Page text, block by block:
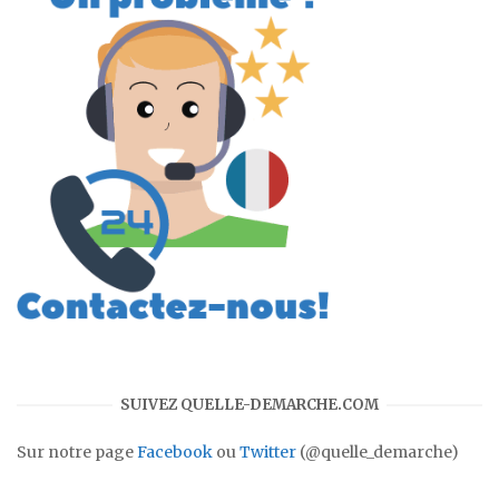
SUIVEZ QUELLE-DEMARCHE.COM
Sur notre pageFacebook ouTwitter (@quelle_demarche)